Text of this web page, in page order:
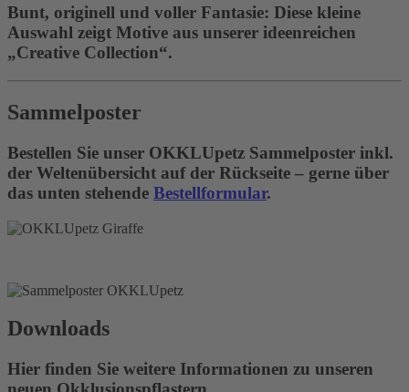
Bunt, originell und voller Fantasie: Diese kleine
Auswahl zeigt Motive aus unserer ideenreichen
„Creative Collection“.
Sammelposter
Bestellen Sie unser OKKLUpetz Sammelposter inkl.
der Weltenübersicht auf der Rückseite – gerne über
das unten stehende Bestellformular.
Downloads
Hier finden Sie weitere Informationen zu unseren